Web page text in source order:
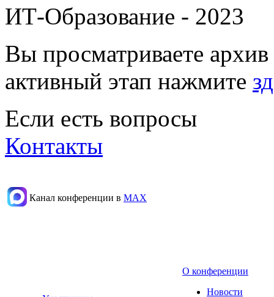
ИТ-Образование - 2023
Вы просматриваете
активный этап нажмите
Если есть вопросы
Контакты
Канал конференции в МАХ
О конференции
Новости